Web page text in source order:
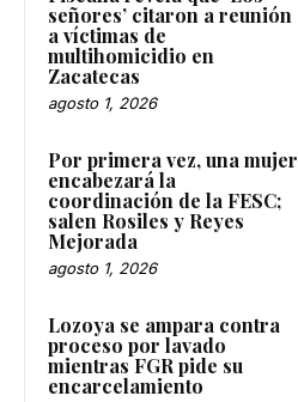
señores’ citaron a reunión
a víctimas de
multihomicidio en
Zacatecas
agosto 1, 2026
Por primera vez, una mujer
encabezará la
coordinación de la FESC;
salen Rosiles y Reyes
Mejorada
agosto 1, 2026
Lozoya se ampara contra
proceso por lavado
mientras FGR pide su
encarcelamiento